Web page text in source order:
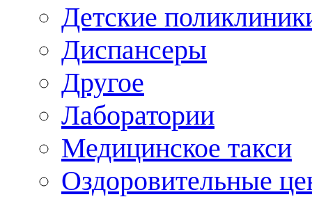
Детские
Диспансеры
Другое
Лаборатории
Медицинское такси
Оздоровительные